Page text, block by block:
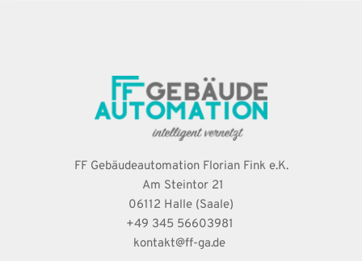
FF Gebäudeautomation Florian Fink e.K.
Am Steintor 21
06112 Halle (Saale)
+49 345 56603981
kontakt@ff-ga.de